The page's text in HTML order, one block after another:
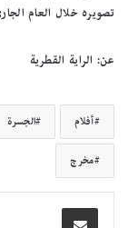
تصويره خلال العام
عن: الراية القطرية
أفلام الجسرة
مخرج